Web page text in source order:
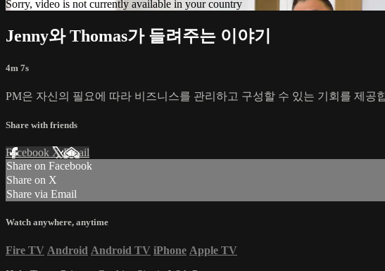
Sorry, video is not currently available in your country
Jenny와 Thomas가 들려주는 이야기
4m 7s
PM은 자신의 필요에 따라 비즈니스를 관리하고 구성할 수 있는 기회를 제공
Share with friends
Facebook XEmail
Share on Facebook
Share on X
Share via Email
Watch anywhere, anytime
Fire TV Android Android TV iPhone Apple TV